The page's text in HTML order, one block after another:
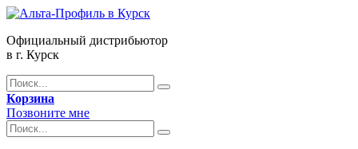
Официальный дистрибьютор
в г. Курск
Корзина
Позвоните мне